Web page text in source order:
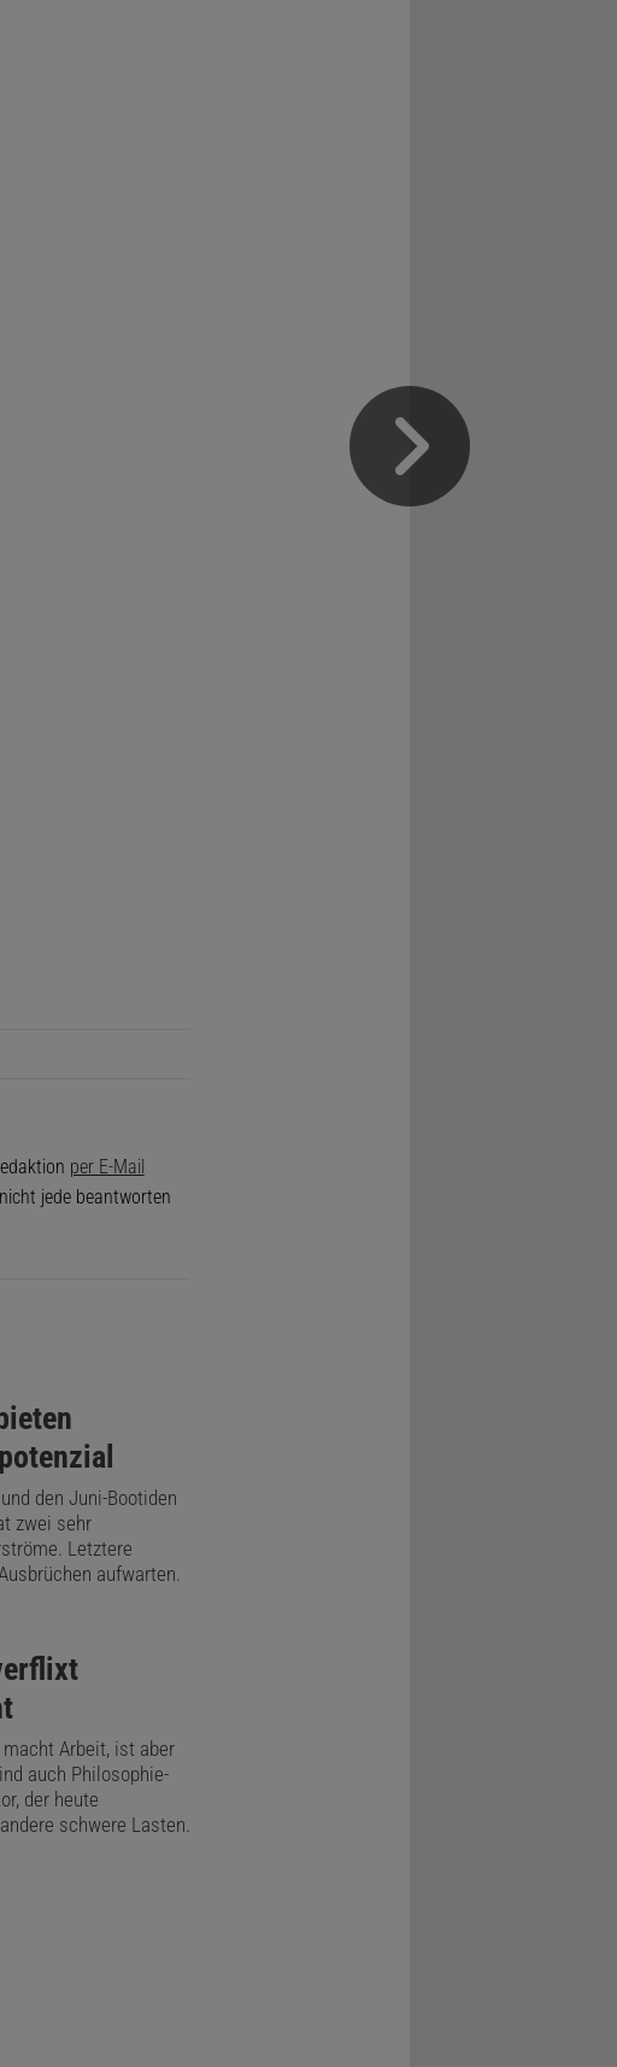
per E-Mail
jede beantworten
den Juni-Bootiden
zwei sehr
Letztere
aufwarten.
Arbeit, ist aber
auch Philosophie-
der heute
schwere Lasten.